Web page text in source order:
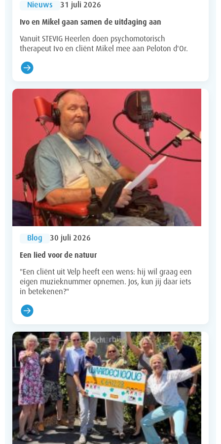
Nieuws 31 juli 2026
Ivo en Mikel gaan samen de uitdaging aan
Vanuit STEVIG Heerlen doen psychomotorisch
therapeut Ivo en cliënt Mikel mee aan Peloton d'Or.
Blog 30 juli 2026
Een lied voor de natuur
"Een cliënt uit Velp heeft een wens: hij wil graag een
eigen muzieknummer opnemen. Jos, kun jij daar iets
in betekenen?"